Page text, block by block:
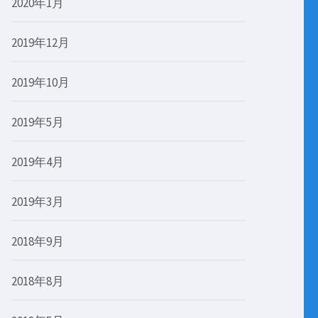
2019年12月
2019年10月
2019年5月
2019年4月
2019年3月
2018年9月
2018年8月